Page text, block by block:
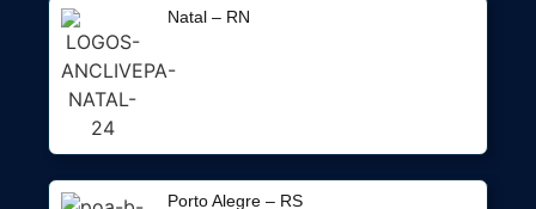
Natal – RN
Porto Alegre – RS